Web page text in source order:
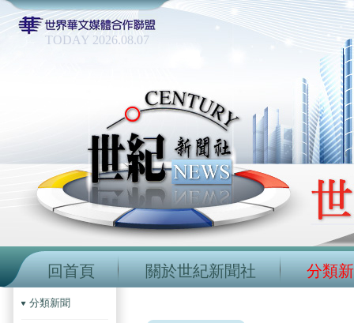
TODAY 2026.08.07
回首頁 關於世紀新聞社 分類
分類新聞